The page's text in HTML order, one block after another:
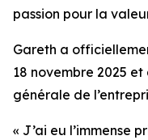
passion pour la
Gareth a
18 novembre 2025
générale de
« J’ai eu l’immense